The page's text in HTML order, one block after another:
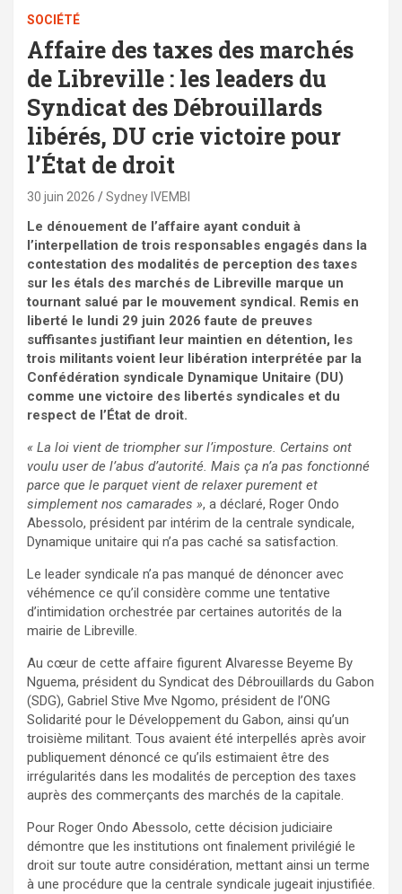
SOCIÉTÉ
Affaire des taxes des marchés
de Libreville : les leaders du
Syndicat des Débrouillards
libérés, DU crie victoire pour
l’État de droit
30 juin 2026 Sydney IVEMBI
Le dénouement de l’affaire ayant conduit à
l’interpellation de trois responsables engagés dans la
contestation des modalités de perception des taxes
sur les étals des marchés de Libreville marque un
tournant salué par le mouvement syndical. Remis en
liberté le lundi 29 juin 2026 faute de preuves
suffisantes justifiant leur maintien en détention, les
trois militants voient leur libération interprétée par la
Confédération syndicale Dynamique Unitaire (DU)
comme une victoire des libertés syndicales et du
respect de l’État de droit.
« La loi vient de triompher sur l’imposture. Certains ont
voulu user de l’abus d’autorité. Mais ça n’a pas fonctionné
parce que le parquet vient de relaxer purement et
simplement nos camarades », a déclaré, Roger Ondo
Abessolo, président par intérim de la centrale syndicale,
Dynamique unitaire qui n’a pas caché sa satisfaction.
Le leader syndicale n’a pas manqué de dénoncer avec
véhémence ce qu’il considère comme une tentative
d’intimidation orchestrée par certaines autorités de la
mairie de Libreville.
Au cœur de cette affaire figurent Alvaresse Beyeme By
Nguema, président du Syndicat des Débrouillards du Gabon
(SDG), Gabriel Stive Mve Ngomo, président de l’ONG
Solidarité pour le Développement du Gabon, ainsi qu’un
troisième militant. Tous avaient été interpellés après avoir
publiquement dénoncé ce qu’ils estimaient être des
irrégularités dans les modalités de perception des taxes
auprès des commerçants des marchés de la capitale.
Pour Roger Ondo Abessolo, cette décision judiciaire
démontre que les institutions ont finalement privilégié le
droit sur toute autre considération, mettant ainsi un terme
à une procédure que la centrale syndicale jugeait injustifiée.